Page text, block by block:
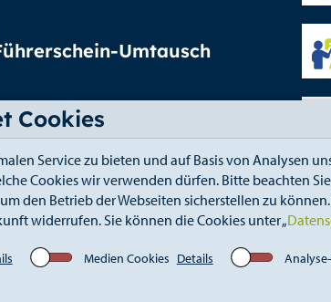
Cookies
Service zu bieten und auf Basis von Analysen
Cookies wir verwenden dürfen. Bitte beachten
den Betrieb der Webseiten sicherstellen zu
widerrufen. Sie können die Cookies unter „
Medien Cookies Details
Umtausch
Elektronischer Zugang